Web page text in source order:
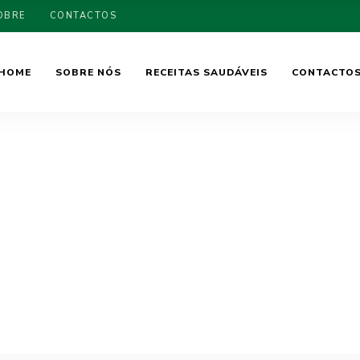
CONTACTOS
SOBRE NÓS RECEITAS SAUDÁVEIS